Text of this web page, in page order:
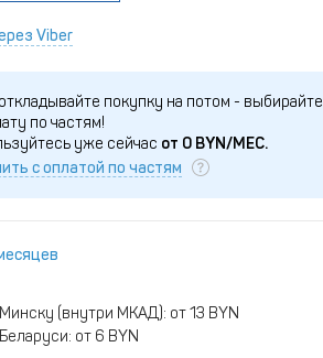
Viber
покупку на потом - выбирайте
по частям!
уже сейчас от 0BYN/МЕС.
с оплатой по частям
(внутри МКАД): от 13 BYN
от 6 BYN